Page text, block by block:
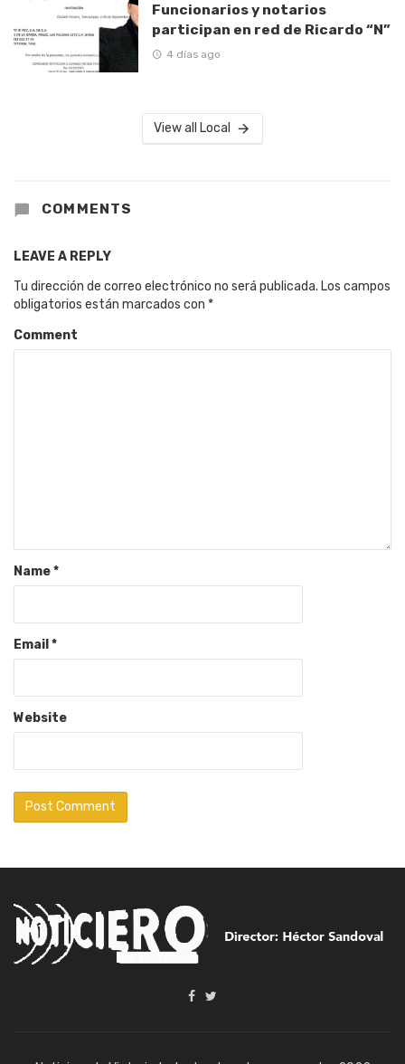
Funcionarios y notarios
participan en red de Ricardo “N”
4 días ago
View all Local
COMMENTS
LEAVE A REPLY
Tu dirección de correo electrónico no será publicada. Los campos
obligatorios están marcados con *
Comment
Name*
Email *
Website